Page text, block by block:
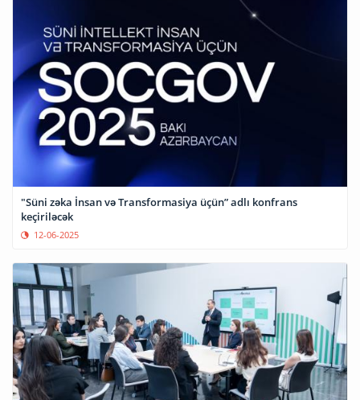
"Süni zəka İnsan və Transformasiya üçün” adlı konfrans
keçiriləcək
12-06-2025